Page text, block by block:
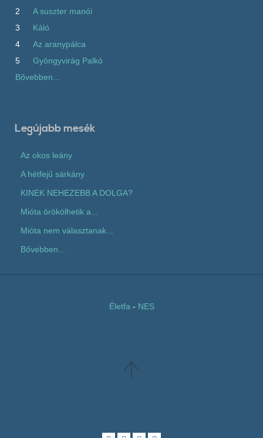
2
A suszter manói
3
Káló
4
Az aranypálca
5
Gyöngyvirág Palkó
Bővebben...
Legújabb mesék
Az okos leány
A hétfejű sárkány
KINEK NEHEZEBB A DOLGA?
Mióta örökölhetik a...
Mióta nem választanak...
Bővebben...
Életfa - NES